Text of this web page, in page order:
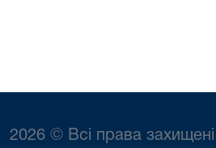
2026 © Всі права захищені